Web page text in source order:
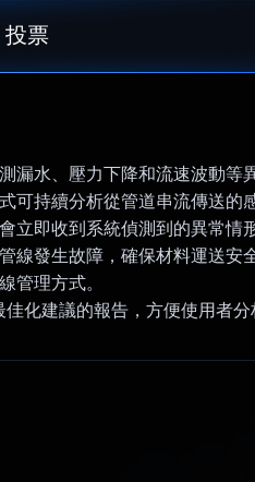
投票
漏水、壓力下降和流速波動等
可持續分析從管道串流傳送的
立即收到系統偵測到的異常情
線發生故障，確保材料運送安
管理方式。
化建議的報告，方便使用者